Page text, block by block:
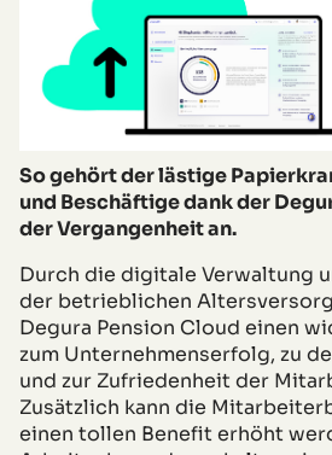
So gehört der lästige
und Beschäftige dank der
der Vergangenheit an.
Durch die digitale Verwaltung
der betrieblichen
Degura Pension Cloud einen
zum Unternehmenserfolg, zu
und zur Zufriedenheit der
Zusätzlich kann die
einen tollen Benefit erhöht